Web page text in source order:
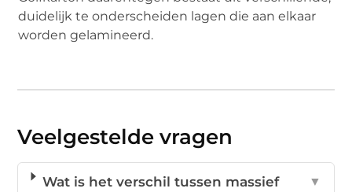
duidelijk te onderscheiden lagen die aan elkaar
worden gelamineerd.
Veelgestelde vragen
Wat is het verschil tussen massief
▼